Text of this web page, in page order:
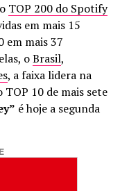
TOP 200 do Spotify
em mais 15
em mais 37
oBrasil,
, a faixa lidera na
TOP 10 de mais sete
é hoje a segunda